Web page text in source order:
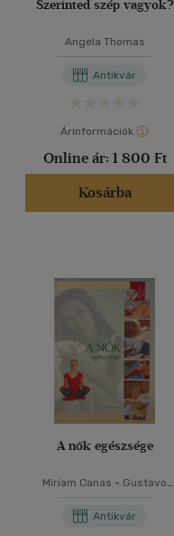
Szerinted szép vagyok?
Angela Thomas
Antikvár
Árinformációk
Online ár: 1 800 Ft
Kosárba
A nők egészsége
Miriam Canas - Gustavo
Antikvár